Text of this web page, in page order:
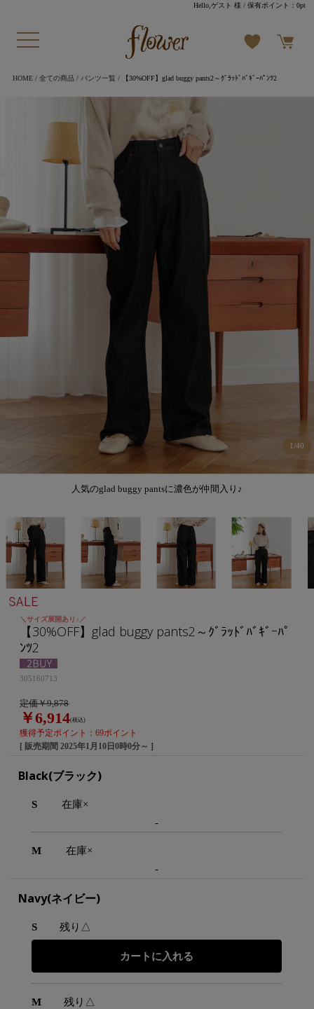
Hello,ゲスト 様 / 保有ポイント：0pt
HOME/ 全ての商品/ パンツ一覧 / 【30%OFF】glad buggy pants2～ｸﾞﾗｯﾄﾞﾊﾞｷﾞｰﾊﾟﾝﾂ2
人気のglad buggy pantsに濃色が仲間入り♪
1/40
＼サイズ展開あり♪／
【30%OFF】glad buggy pants2～ｸﾞﾗｯﾄﾞﾊﾞｷﾞｰﾊﾟ
ﾝﾂ2
305160713
定価￥9,878
￥6,914(税込)
獲得予定ポイント：69ポイント
[ 販売期間2025年1月10日0時0分～ ]
Black(ブラック)
S
在庫×
-
M
在庫×
-
Navy(ネイビー)
S 残り△
M 残り△